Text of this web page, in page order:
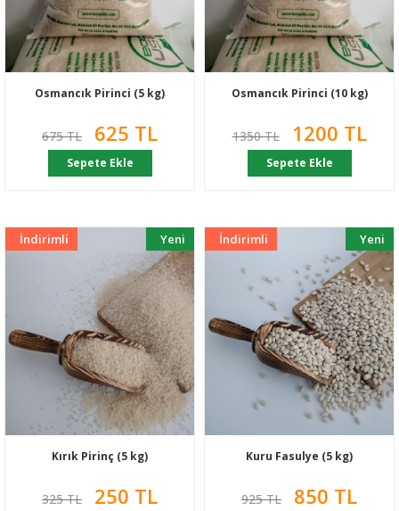
Osmancık Pirinci (5 kg)
675 TL 625 TL
Sepete Ekle
Osmancık Pirinci (10 kg)
1350 TL 1200 TL
Sepete Ekle
İndirimli Yeni
Kırık Pirinç (5 kg)
325 TL 250 TL
İndirimli Yeni
Kuru Fasulye (5 kg)
925 TL 850 TL